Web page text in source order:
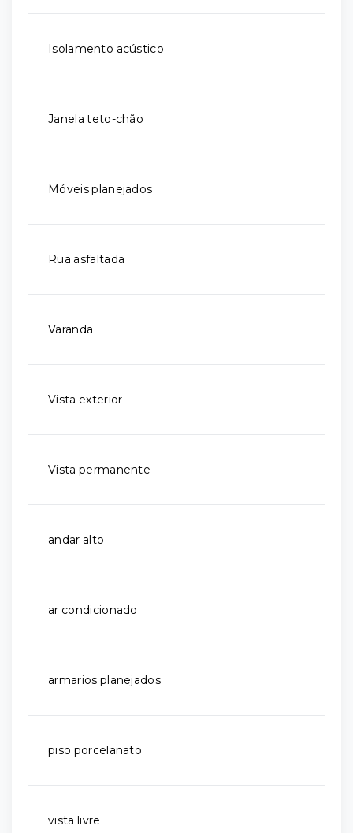
Isolamento acústico
Janela teto-chão
Móveis planejados
Rua asfaltada
Varanda
Vista exterior
Vista permanente
andar alto
ar condicionado
armarios planejados
piso porcelanato
vista livre